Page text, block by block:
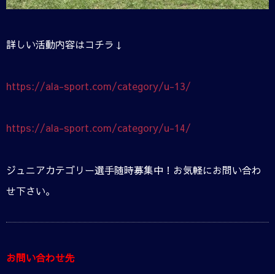
詳しい活動内容はコチラ↓
https://ala-sport.com/category/u-13/
https://ala-sport.com/category/u-14/
ジュニアカテゴリー選手随時募集中！お気軽にお問い合わ
せ下さい。
お問い合わせ先